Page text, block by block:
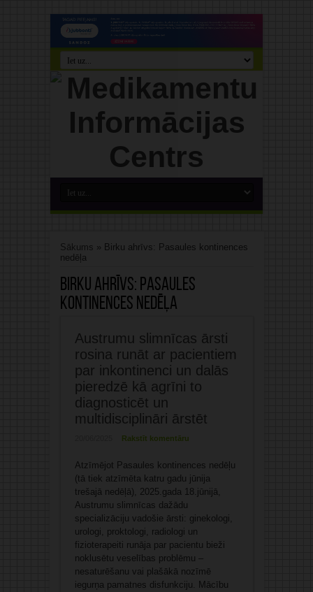
Sākums » Birku ahrīvs: Pasaules kontinences
nedēļa
Birku ahrīvs: Pasaules
kontinences nedēļa
Austrumu slimnīcas ārsti
rosina runāt ar pacientiem
par inkontinenci un dalās
pieredzē kā agrīni to
diagnosticēt un
multidisciplināri ārstēt
Rakstīt komentāru
Atzīmējot Pasaules kontinences nedēļu
(tā tiek atzīmēta katru gadu jūnija
trešajā nedēļā), 2025.gada 18.jūnijā,
Austrumu slimnīcas dažādu
specializāciju vadošie ārsti: ginekologi,
urologi, proktologi, radiologi un
fizioterapeiti runāja par pacientu bieži
noklusētu veselības problēmu –
nesaturēšanu vai plašākā nozīmē
iegurņa pamatnes disfunkciju. Mācību